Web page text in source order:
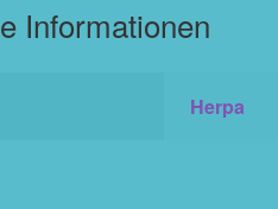
Informationen
Herpa